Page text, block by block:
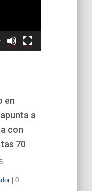
en
a
con
70
| 0